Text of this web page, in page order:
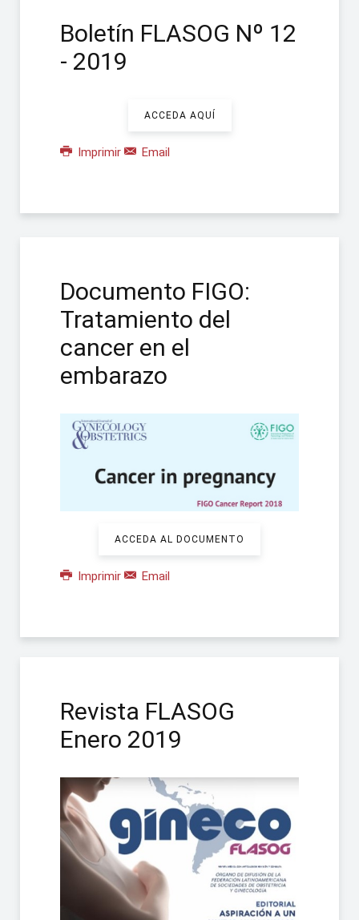
Boletín FLASOG Nº 12
- 2019
ACCEDA AQUÍ
Imprimir Email
Documento FIGO:
Tratamiento del
cancer en el
embarazo
ACCEDA AL DOCUMENTO
Imprimir Email
Revista FLASOG
Enero 2019